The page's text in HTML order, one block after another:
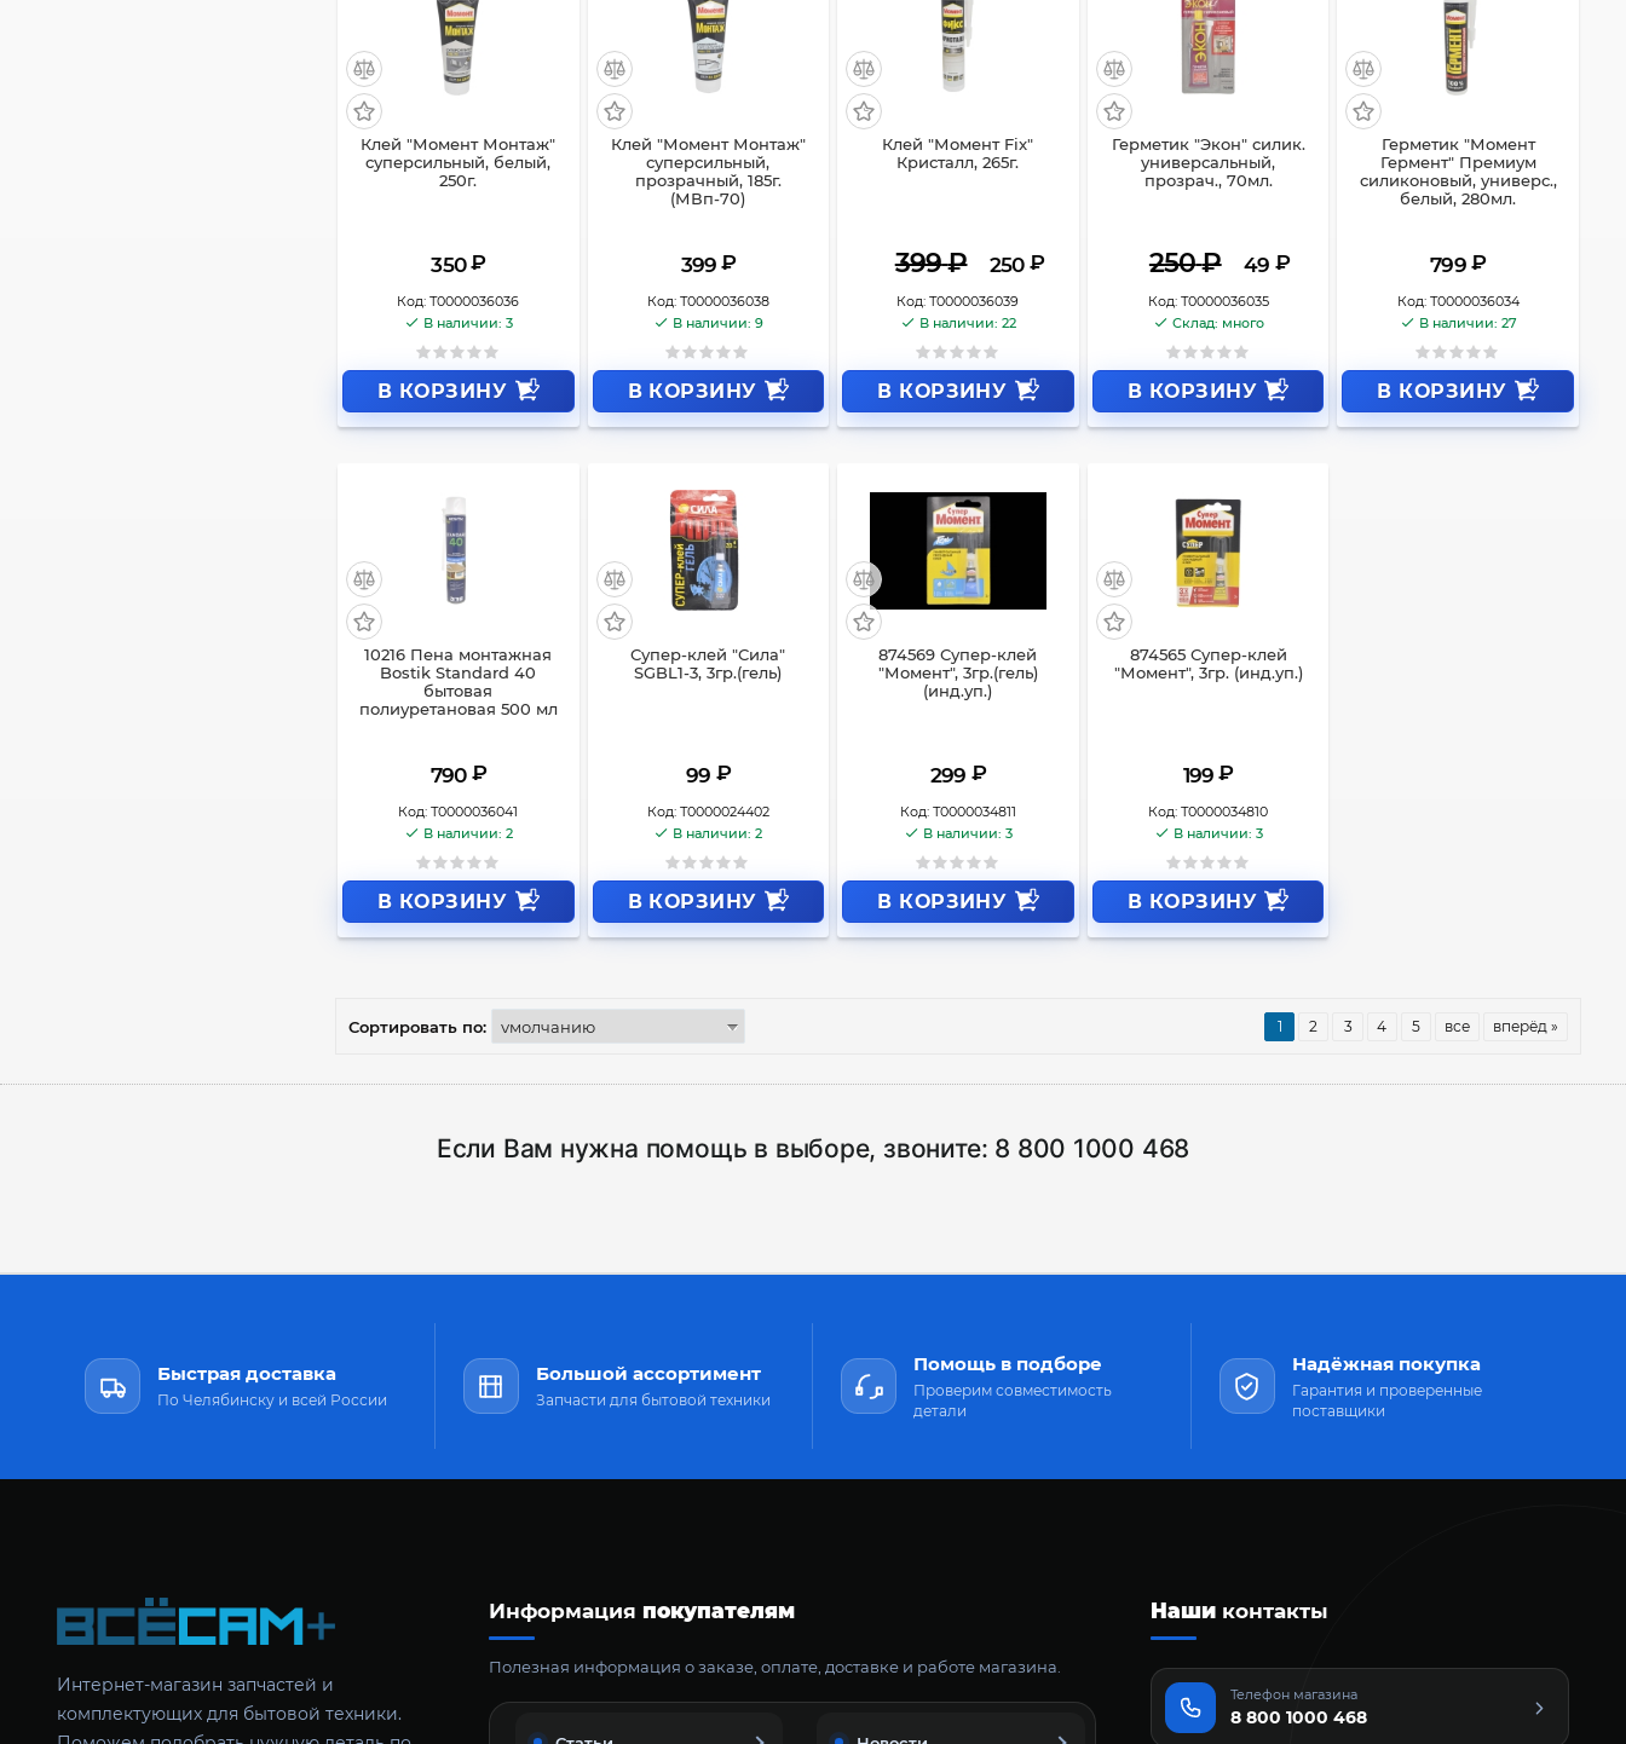
Клей "Момент Монтаж"
суперсильный, белый,
250г.
350 ₽
Код: Т0000036036
В наличии: 3
В КОРЗИНУ
Клей "Момент Монтаж"
суперсильный,
прозрачный, 185г.
(МВп-70)
399 ₽
Код: Т0000036038
В наличии: 9
В КОРЗИНУ
СКИДКА 149 ₽
Клей "Момент Fix"
Кристалл, 265г.
399₽ 250 ₽
Код: Т0000036039
В наличии: 22
В КОРЗИНУ
СКИДКА 201 ₽
Герметик "Экон" силик.
универсальный,
прозрач., 70мл.
250₽ 49 ₽
Код: Т0000036035
Склад: много
В КОРЗИНУ
Герметик "Момент
Гермент" Премиум
силиконовый, универс.,
белый, 280мл.
799 ₽
Код: Т0000036034
В наличии: 27
В КОРЗИНУ
10216 Пена монтажная
Bostik Standard 40
бытовая
полиуретановая 500 мл
790 ₽
Код: Т0000036041
В наличии: 2
В КОРЗИНУ
Супер-клей "Сила"
SGBL1-3, 3гр.(гель)
99 ₽
Код: Т0000024402
В наличии: 2
В КОРЗИНУ
874569 Супер-клей
"Момент", 3гр.(гель)
(инд.уп.)
299 ₽
Код: Т0000034811
В наличии: 3
В КОРЗИНУ
874565 Супер-клей
"Момент", 3гр. (инд.уп.)
199 ₽
Код: Т0000034810
В наличии: 3
В КОРЗИНУ
Сортировать по: 1 2 3 4 5 все вперёд »
Если Вам нужна помощь в выборе, звоните: 8 800 1000 468
Быстрая доставка
По Челябинску и всей России
Большой ассортимент
Запчасти для бытовой техники
Помощь в подборе
Проверим совместимость
детали
Надёжная покупка
Гарантия и проверенные
поставщики
Интернет-магазин запчастей и
комплектующих для бытовой техники.
Информация покупателям
Полезная информация о заказе, оплате, доставке и работе магазина.
Нашиконтакты
Телефон магазина
8 800 1000 468